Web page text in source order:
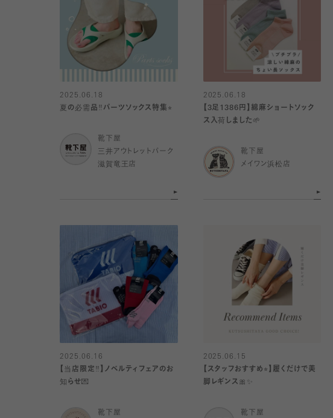
2025.06.18
夏の必需品‼️パーツソックス特集⭐︎
靴下屋
三井アウトレットパーク
滋賀竜王店
2025.06.18
【3足1386円】綿麻ショートソック
ス入荷しました🌱
靴下屋
メイワン浜松店
2025.06.16
【当店限定‼️】ノベルティフェアのお
知らせ💌
靴下屋
2025.06.15
【スタッフおすすめ⭐︎】履くだけで美
脚レギンス🎀✨
靴下屋